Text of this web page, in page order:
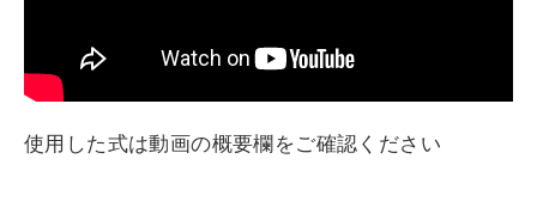
使用した式は動画の概要欄をご確認ください